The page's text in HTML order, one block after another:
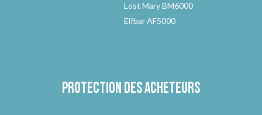
Lost Mary BM6000
Elfbar AF5000
Protection des acheteurs